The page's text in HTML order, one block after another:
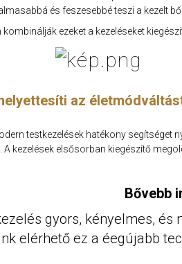
és feszesebbé teszi a kezelt
kombinálják ezeket a kezeléseket
az
testkezelések hatékony segítséget
A kezelések elsősorban kiegészítő
Bővebb
gyors, kényelmes, és
elérhető ez a éegújabb